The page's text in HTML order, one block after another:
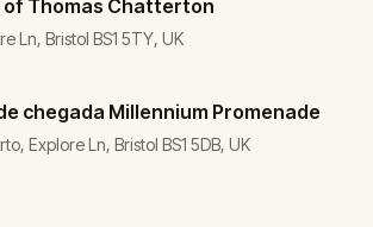
Thomas Chatterton
Ln, Bristol BS1 5TY, UK
chegada Millennium Promenade
Explore Ln, Bristol BS1 5DB, UK